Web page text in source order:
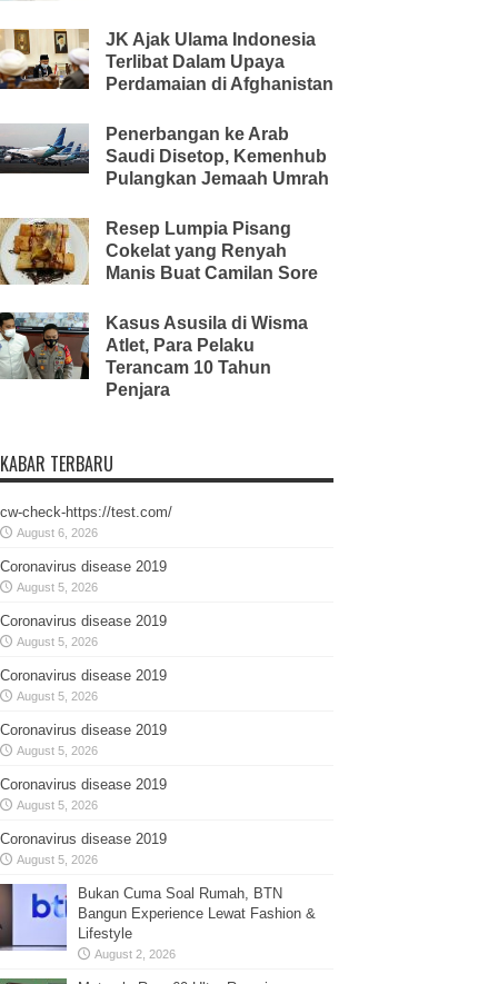
JK Ajak Ulama Indonesia
Terlibat Dalam Upaya
Perdamaian di Afghanistan
Penerbangan ke Arab
Saudi Disetop, Kemenhub
Pulangkan Jemaah Umrah
Resep Lumpia Pisang
Cokelat yang Renyah
Manis Buat Camilan Sore
Kasus Asusila di Wisma
Atlet, Para Pelaku
Terancam 10 Tahun
Penjara
KABAR TERBARU
cw-check-https://test.com/
August 6, 2026
Coronavirus disease 2019
August 5, 2026
Coronavirus disease 2019
August 5, 2026
Coronavirus disease 2019
August 5, 2026
Coronavirus disease 2019
August 5, 2026
Coronavirus disease 2019
August 5, 2026
Coronavirus disease 2019
August 5, 2026
Bukan Cuma Soal Rumah, BTN
Bangun Experience Lewat Fashion &
Lifestyle
August 2, 2026